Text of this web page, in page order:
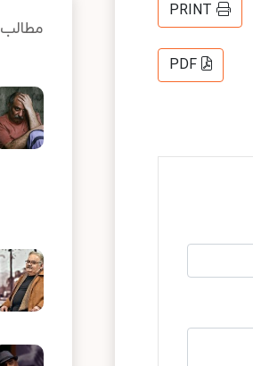
PRINT
PDF
مطالب